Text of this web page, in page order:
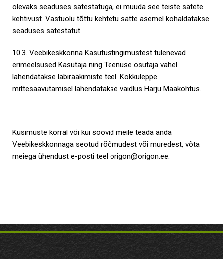
olevaks seaduses sätestatuga, ei muuda see teiste sätete
kehtivust. Vastuolu tõttu kehtetu sätte asemel kohaldatakse
seaduses sätestatut.
10.3. Veebikeskkonna Kasutustingimustest tulenevad
erimeelsused Kasutaja ning Teenuse osutaja vahel
lahendatakse läbirääkimiste teel. Kokkuleppe
mittesaavutamisel lahendatakse vaidlus Harju Maakohtus.
Küsimuste korral või kui soovid meile teada anda
Veebikeskkonnaga seotud rõõmudest või muredest, võta
meiega ühendust e-posti teel origon@origon.ee